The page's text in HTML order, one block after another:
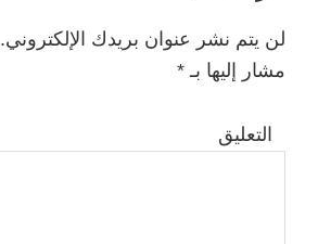
Interactions
لن يتم نشر عنوان بريدك الإلكتروني.
مشار إليها بـ *
التعليق